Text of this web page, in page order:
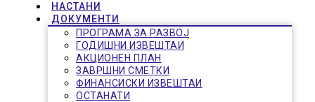
НАСТАНИ
ДОКУМЕНТИ
ПРОГРАМА ЗА РАЗВОЈ
ГОДИШНИ ИЗВЕШТАИ
АКЦИОНЕН ПЛАН
ЗАВРШНИ СМЕТКИ
ФИНАНСИСКИ ИЗВЕШТАИ
ОСТАНАТИ